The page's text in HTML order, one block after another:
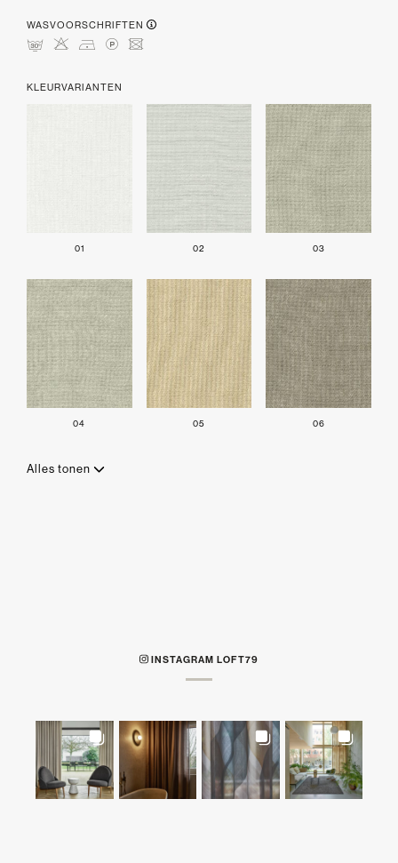
WASVOORSCHRIFTEN
mHDLU
KLEURVARIANTEN
01 02 03
04 05 06
Alles tonen
INSTAGRAM LOFT79